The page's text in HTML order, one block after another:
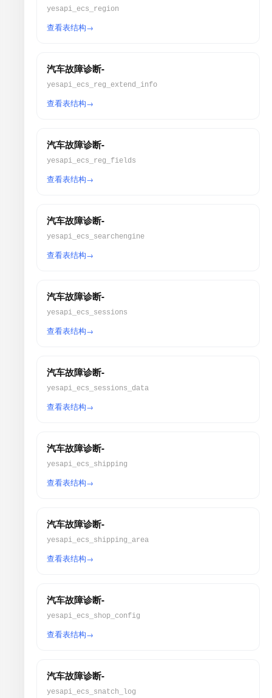
yesapi_ecs_region
查看表结构
汽车故障诊断-
yesapi_ecs_reg_extend_info
查看表结构
汽车故障诊断-
yesapi_ecs_reg_fields
查看表结构
汽车故障诊断-
yesapi_ecs_searchengine
查看表结构
汽车故障诊断-
yesapi_ecs_sessions
查看表结构
汽车故障诊断-
yesapi_ecs_sessions_data
查看表结构
汽车故障诊断-
yesapi_ecs_shipping
查看表结构
汽车故障诊断-
yesapi_ecs_shipping_area
查看表结构
汽车故障诊断-
yesapi_ecs_shop_config
查看表结构
汽车故障诊断-
yesapi_ecs_snatch_log